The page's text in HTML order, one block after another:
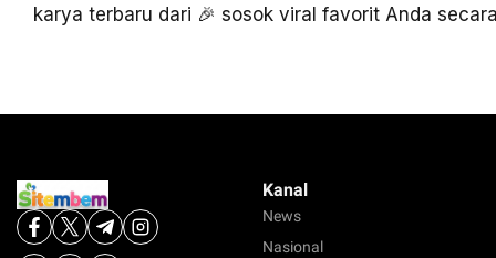
karya terbaru dari 🎉 sosok viral favorit Anda
Kanal
News
Nasional